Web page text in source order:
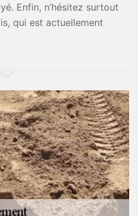
Enfin, n’hésitez surtout
qui est actuellement